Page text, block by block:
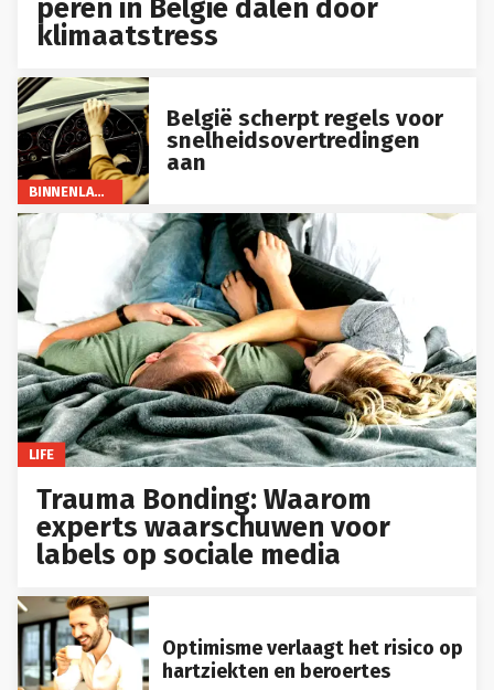
peren in België dalen door
klimaatstress
BINNENLAND
België scherpt regels voor
snelheidsovertredingen
aan
LIFE
Trauma Bonding: Waarom
experts waarschuwen voor
labels op sociale media
Optimisme verlaagt het risico op
hartziekten en beroertes